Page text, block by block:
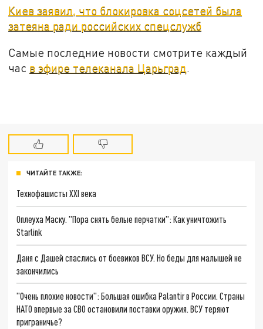
Киев заявил, что блокировка соцсетей была
затеяна ради российских спецслужб
Самые последние новости смотрите каждый
час в эфире телеканала Царьград.
ЧИТАЙТЕ ТАКЖЕ:
Технофашисты XXI века
Оплеуха Маску. "Пора снять белые перчатки": Как уничтожить
Starlink
Даня с Дашей спаслись от боевиков ВСУ. Но беды для малышей не
закончились
"Очень плохие новости": Большая ошибка Palantir в России. Страны
НАТО впервые за СВО остановили поставки оружия. ВСУ теряют
приграничье?